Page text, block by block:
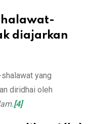
diajarkan
yang
diridhai oleh
[4]